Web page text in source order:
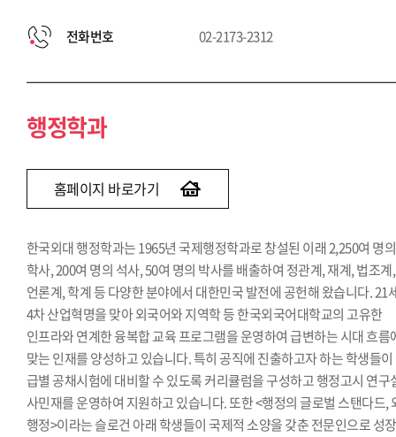
전화번호 02-2173-2312
행정학과
홈페이지 바로가기
한국외대 행정학과는 1965년 국제행정학과로 창설된 이래 2,250여 명의
학사, 200여 명의 석사, 50여 명의 박사를 배출하여 정관계, 재계, 법조계,
언론계, 학계 등 다양한 분야에서 대한민국 발전에 공헌해 왔습니다. 21
4차 산업혁명을 맞아 외국어와 지역학 등 한국외국어대학교의 고유한
인프라와 연계한 융복합 교육 프로그램을 운영하여 급변하는 시대 흐름
맞는 인재를 양성하고 있습니다. 특히 공직에 진출하고자 하는 학생들
급별 공채시험에 대비할 수 있도록 커리큘럼을 구성하고 행정고시 연구
사민재를 운영하여 지원하고 있습니다. 또한 <행정의 글로벌 스탠다드,
행정>이라는 슬로건 아래 학생들이 국제적 소양을 갖춘 전문인으로 성